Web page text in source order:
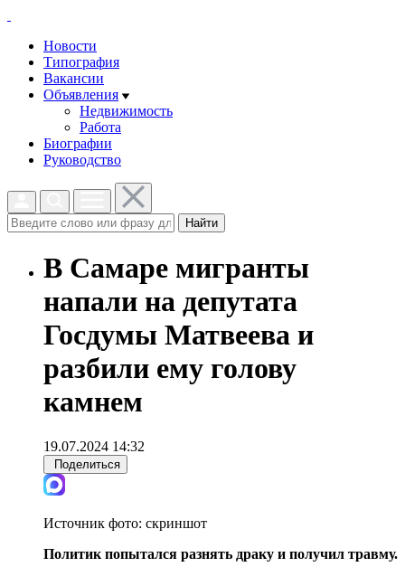
Новости
Типография
Вакансии
Объявления
Недвижимость
Работа
Биографии
Руководство
Найти
В Самаре мигранты
напали на депутата
Госдумы Матвеева и
разбили ему голову
камнем
19.07.2024 14:32
Поделиться
Источник фото: скриншот
Политик попытался разнять драку и получил травму.